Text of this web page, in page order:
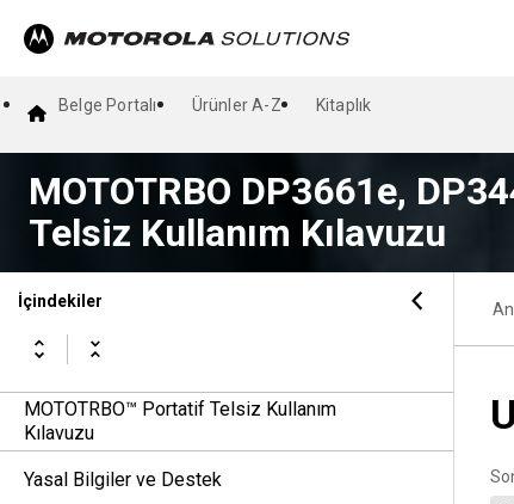
Belge Portalı Ürünler A-Z Kitaplık
MOTOTRBO DP3661e,
Telsiz Kullanım Kılavuzu
İçindekiler
MOTOTRBO™ Portatif Telsiz Kullanım
Kılavuzu
Yasal Bilgiler ve Destek